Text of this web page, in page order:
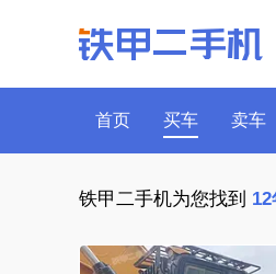
首页 买车 卖车
铁甲二手机为您找到